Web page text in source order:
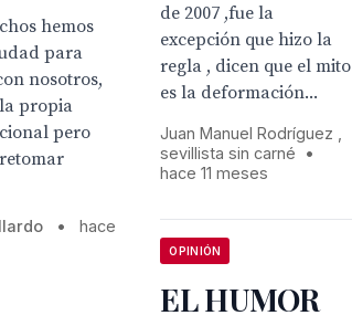
hemos
para
nosotros,
propia
pero
•
hace
de 2007 ,fue la
excepción que hizo la
regla , dicen que el mito
es la deformación...
Juan Manuel Rodríguez ,
sevillista sin carné
•
hace 11 meses
OPINIÓN
EL HUMOR